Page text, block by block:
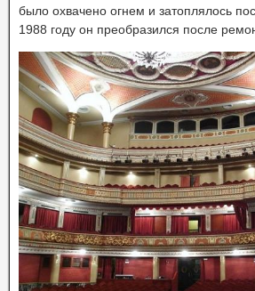
было охвачено огнем и затоплялось
1988 году он преобразился после